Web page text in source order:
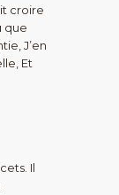
croire
que
J’en
Et
Il